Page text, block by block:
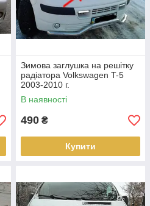
Зимова заглушка на решітку
радіатора Volkswagen T-5
2003-2010 г.
В наявності
490 ₴
Купити